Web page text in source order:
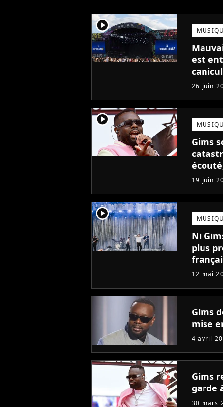
player2
est
26 juin
player2
Gims
19 juin
player2
Ni
plus
12 mai
Gims
mise
4 avril
Gims
garde
30 mars